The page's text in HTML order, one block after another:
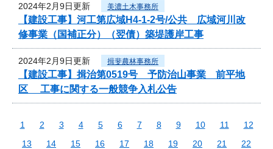
2024年2月9日更新 美濃土木事務所
【建設工事】河工第広域H4-1-2号/公共 広域河川改
修事業（国補正分）（翌債）築堤護岸工事
2024年2月9日更新 揖斐農林事務所
【建設工事】揖治第0519号 予防治山事業 前平地
区 工事に関する一般競争入札公告
1 2 3 4 5 6 7 8 9 10 11
12
13
14 15 16 17 18 19 20 21
22